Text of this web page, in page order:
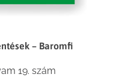
– Baromfi
19. szám